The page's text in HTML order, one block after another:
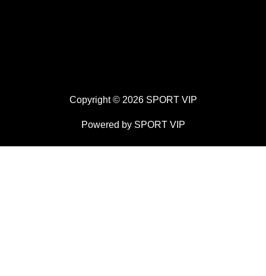
Copyright © 2026 SPORT VIP
Powered by SPORT VIP